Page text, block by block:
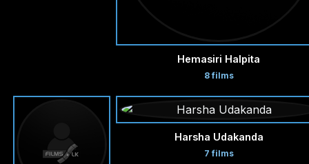
Hemasiri Halpita
8 films
Harsha Udakanda
7 films